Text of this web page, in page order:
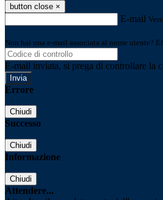
button close ×
E-mail
Non hai una e-mail associata al nome utente?
E-mail inviata, si prega di controllare la
Errore
Chiudi
Successo
Chiudi
Informazione
Chiudi
Attendere...